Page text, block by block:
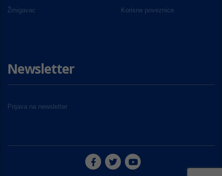
Žmigavac Korisne poveznice
Newsletter
Prijava na newsletter